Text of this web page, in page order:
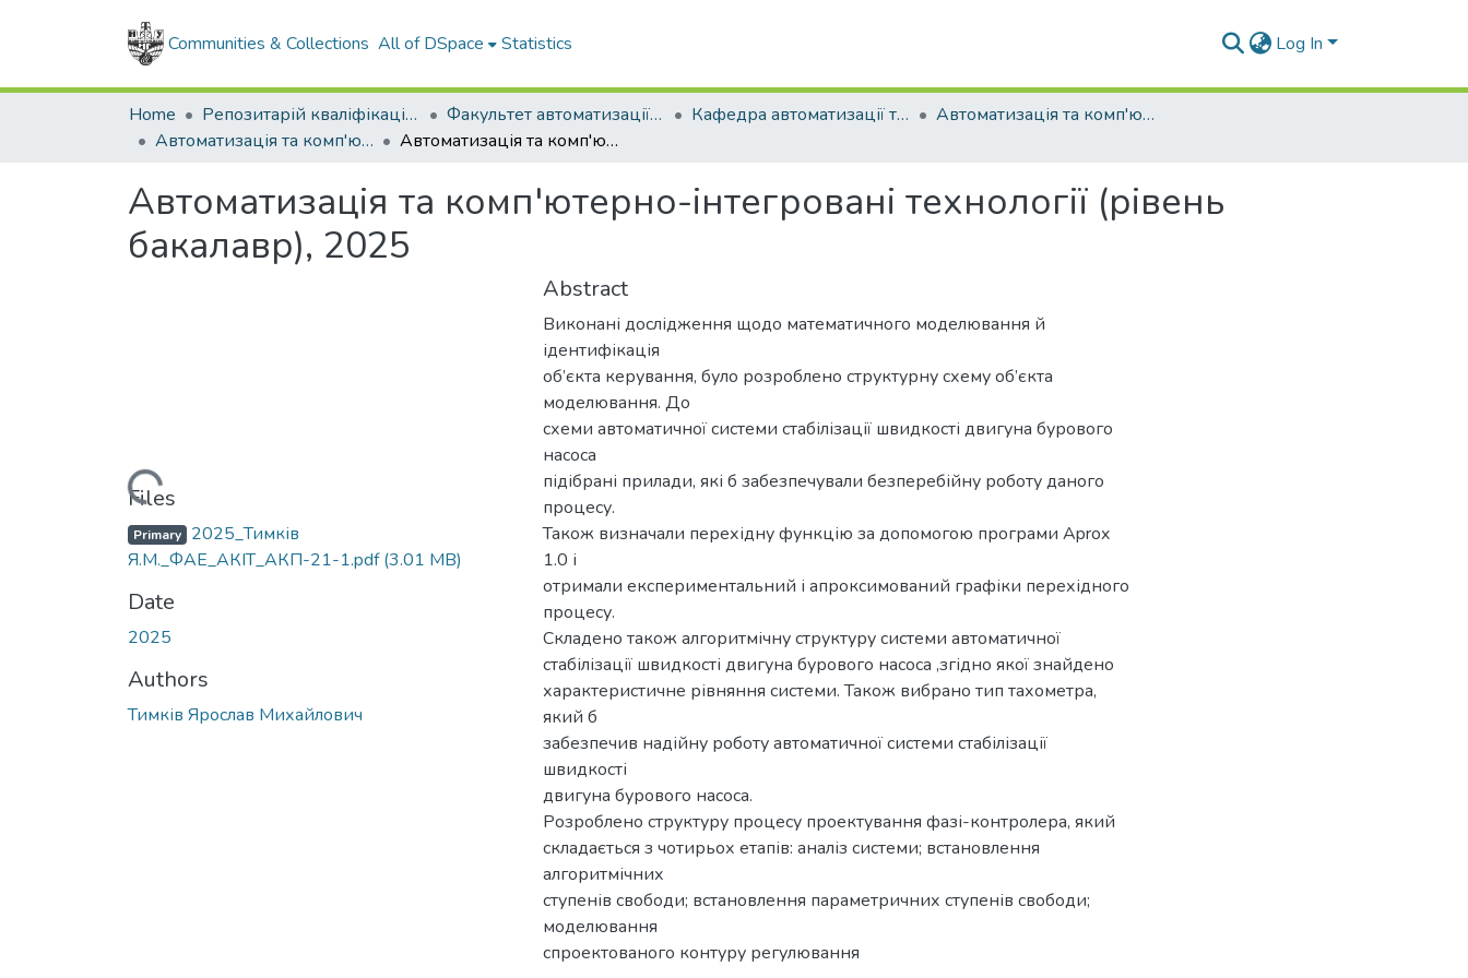
Communities & Collections All of DSpace Statistics Log In
Home Репозитарій кваліфікаційних робіт здобувачів вищої освіти Факультет автоматизації та енергетики Кафедра автоматизації та комп'ютерно-інтегрованих технологій
Автоматизація та комп'ютерно-інтегровані технології (рівень бакалавр)
Автоматизація та комп'ютерно-інтегровані технології (рівень бакалавр), 2025
Автоматизація та комп'ютерно-інтегровані технології (рівень бакалавр), 2025
Автоматизація та комп'ютерно-інтегровані технології (рівень
бакалавр), 2025
Loading...
Files
Primary 2025_Тимків
Я.М._ФАЕ_АКІТ_АКП-21-1.pdf(3.01 MB)
Date
2025
Authors
Тимків Ярослав Михайлович
Abstract
Виконані дослідження щодо математичного моделювання й
ідентифікація
об’єкта керування, було розроблено структурну схему об’єкта
моделювання. До
схеми автоматичної системи стабілізації швидкості двигуна бурового
насоса
підібрані прилади, які б забезпечували безперебійну роботу даного
процесу.
Також визначали перехідну функцію за допомогою програми Aprox
1.0 і
отримали експериментальний і апроксимований графіки перехідного
процесу.
Складено також алгоритмічну структуру системи автоматичної
стабілізації швидкості двигуна бурового насоса ,згідно якої знайдено
характеристичне рівняння системи. Також вибрано тип тахометра,
який б
забезпечив надійну роботу автоматичної системи стабілізації
швидкості
двигуна бурового насоса.
Розроблено структуру процесу проектування фазі-контролера, який
складається з чотирьох етапів: аналіз системи; встановлення
алгоритмічних
ступенів свободи; встановлення параметричних ступенів свободи;
моделювання
спроектованого контуру регулювання